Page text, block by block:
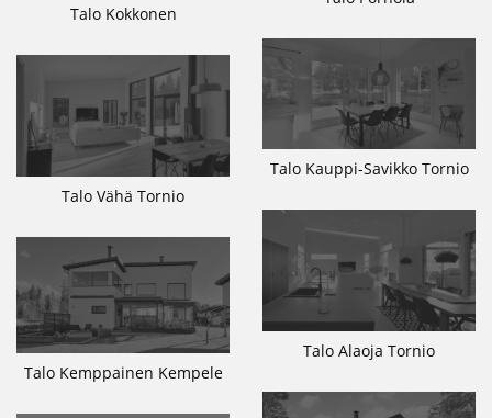
Talo Kokkonen
Talo Kauppi-Savikko Tornio
Talo Vähä Tornio
Talo Alaoja Tornio
Talo Kemppainen Kempele